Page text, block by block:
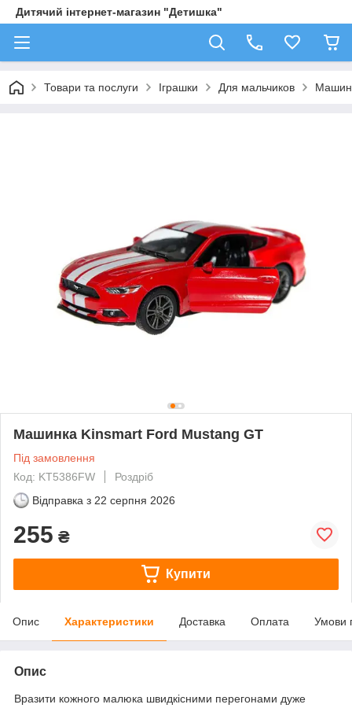
Дитячий інтернет-магазин "Детишка"
Товари та послуги Іграшки Для мальчиков
Машинка Kinsmart Ford Mustang GT
Під замовлення
Код: KT5386FW
Роздріб
Відправка з 22 серпня 2026
255 ₴
Купити
Опис Характеристики Доставка Оплата Умови
Опис
Вразити кожного малюка швидкісними перегонами дуже